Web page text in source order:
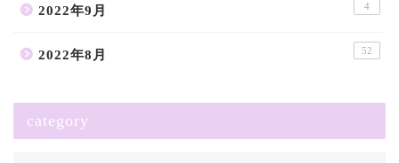
2022年9月 4
2022年8月 52
category